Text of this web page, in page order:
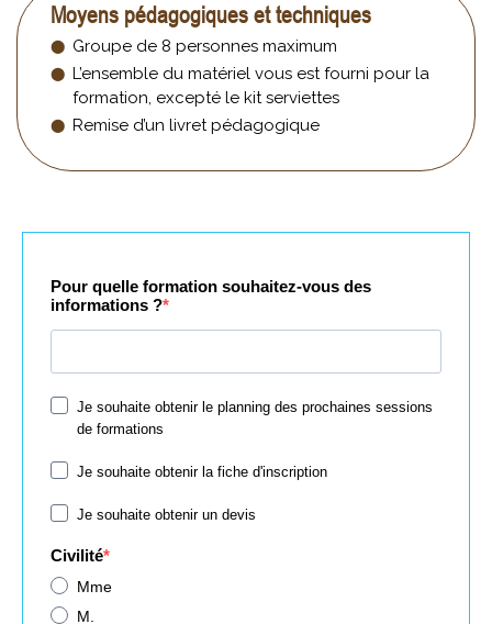
Moyens pédagogiques et techniques
Groupe de 8 personnes maximum
L’ensemble du matériel vous est fourni pour la
formation, excepté le kit serviettes
Remise d’un livret pédagogique